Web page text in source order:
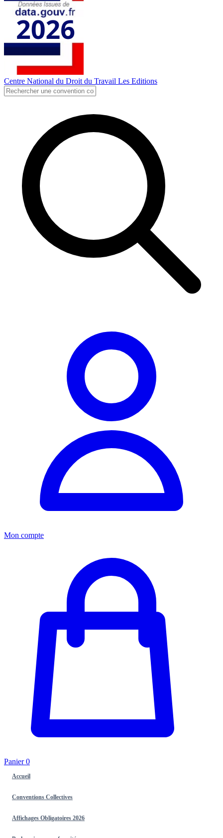
Centre National du Droit du Travail Les Editions
Mon compte
Panier0
Accueil
Conventions Collectives
Affichages Obligatoires 2026